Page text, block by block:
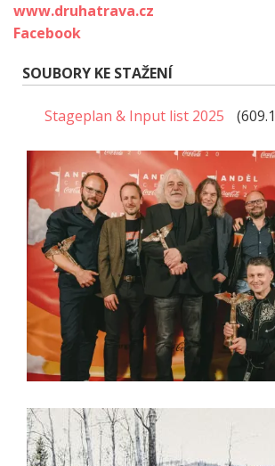
www.druhatrava.cz
Facebook
SOUBORY KE STAŽENÍ
Stageplan & Input list 2025